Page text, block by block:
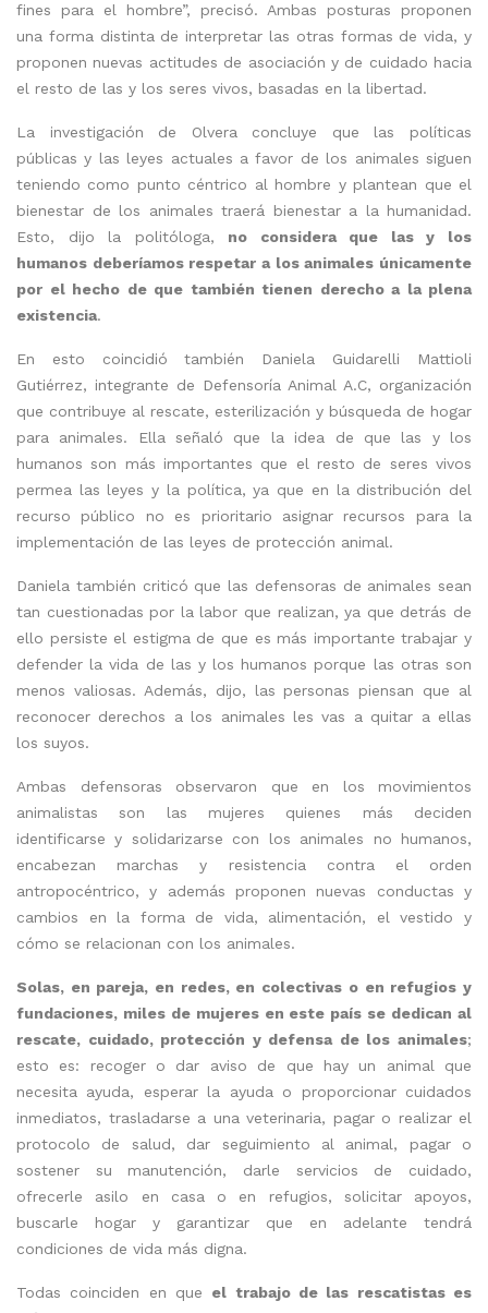
fines para el hombre”, precisó. Ambas posturas proponen
una forma distinta de interpretar las otras formas de vida, y
proponen nuevas actitudes de asociación y de cuidado hacia
el resto de las y los seres vivos, basadas en la libertad.
La investigación de Olvera concluye que las políticas
públicas y las leyes actuales a favor de los animales siguen
teniendo como punto céntrico al hombre y plantean que el
bienestar de los animales traerá bienestar a la humanidad.
Esto, dijo la politóloga, no considera que las y los
humanos deberíamos respetar a los animales únicamente
por el hecho de que también tienen derecho a la plena
existencia.
En esto coincidió también Daniela Guidarelli Mattioli
Gutiérrez, integrante de Defensoría Animal A.C, organización
que contribuye al rescate, esterilización y búsqueda de hogar
para animales. Ella señaló que la idea de que las y los
humanos son más importantes que el resto de seres vivos
permea las leyes y la política, ya que en la distribución del
recurso público no es prioritario asignar recursos para la
implementación de las leyes de protección animal.
Daniela también criticó que las defensoras de animales sean
tan cuestionadas por la labor que realizan, ya que detrás de
ello persiste el estigma de que es más importante trabajar y
defender la vida de las y los humanos porque las otras son
menos valiosas. Además, dijo, las personas piensan que al
reconocer derechos a los animales les vas a quitar a ellas
los suyos.
Ambas defensoras observaron que en los movimientos
animalistas son las mujeres quienes más deciden
identificarse y solidarizarse con los animales no humanos,
encabezan marchas y resistencia contra el orden
antropocéntrico, y además proponen nuevas conductas y
cambios en la forma de vida, alimentación, el vestido y
cómo se relacionan con los animales.
Solas, en pareja, en redes, en colectivas o en refugios y
fundaciones, miles de mujeres en este país se dedican al
rescate, cuidado, protección y defensa de los animales;
esto es: recoger o dar aviso de que hay un animal que
necesita ayuda, esperar la ayuda o proporcionar cuidados
inmediatos, trasladarse a una veterinaria, pagar o realizar el
protocolo de salud, dar seguimiento al animal, pagar o
sostener su manutención, darle servicios de cuidado,
ofrecerle asilo en casa o en refugios, solicitar apoyos,
buscarle hogar y garantizar que en adelante tendrá
condiciones de vida más digna.
Todas coinciden en que el trabajo de las rescatistas es